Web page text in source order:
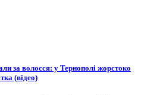
за волосся: у Тернополі жорстоко
(відео)